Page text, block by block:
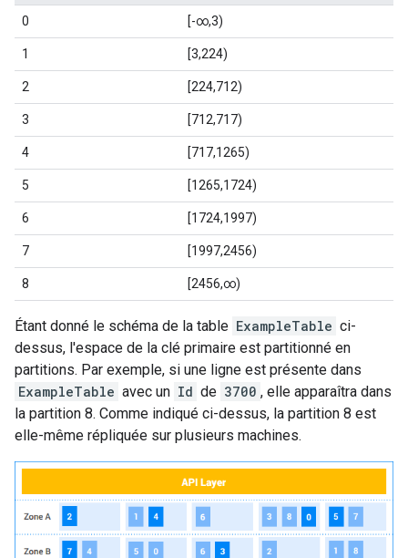
0 [-∞,3)
1 [3,224)
2 [224,712)
3 [712,717)
4 [717,1265)
5 [1265,1724)
6 [1724,1997)
7 [1997,2456)
8 [2456,∞)
Étant donné le schéma de la table ExampleTable ci-
dessus, l'espace de la clé primaire est partitionné en
partitions. Par exemple, si une ligne est présente dans
ExampleTable avec un Id de 3700 , elle apparaîtra dans
la partition 8. Comme indiqué ci-dessus, la partition 8 est
elle-même répliquée sur plusieurs machines.